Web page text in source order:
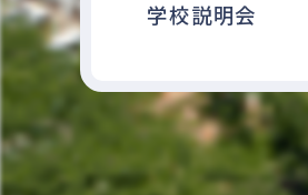
学校説明会